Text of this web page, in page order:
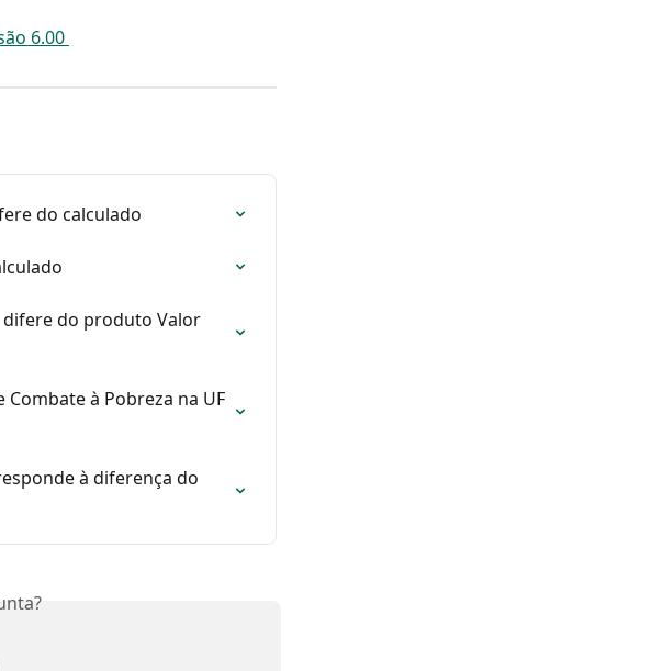
6.00
do calculado
difere do produto Valor
Combate à Pobreza na UF
à diferença do